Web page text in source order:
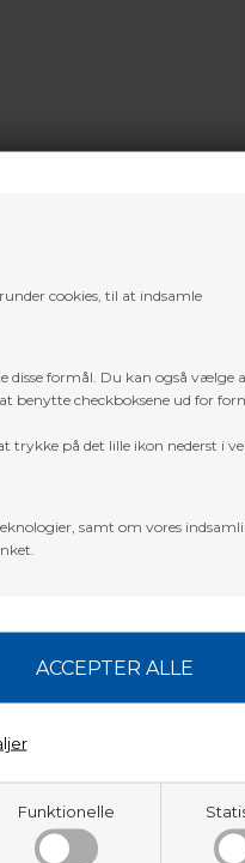
cookies, til at indsamle
disse formål. Du kan også vælge
benytte checkboksene ud for
på det lille ikon nederst i
samt om vores
Funktionelle
6” Stabilizer, Black
DKK